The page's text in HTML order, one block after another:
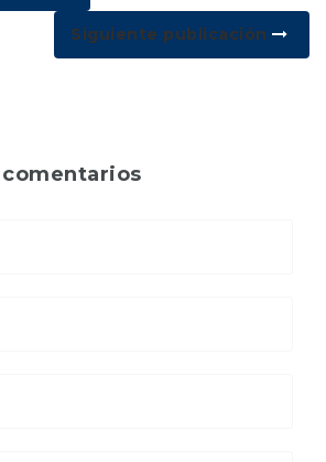
Siguiente publicación